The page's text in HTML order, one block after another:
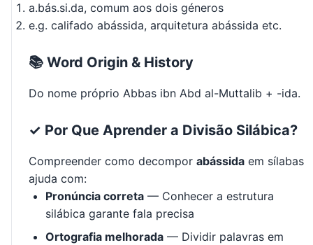
a.bás.si.da, comum aos dois géneros
e.g. califado abássida, arquitetura abássida etc.
📚 Word Origin & History
Do nome próprio Abbas ibn Abd al-Muttalib + -ida.
✓ Por Que Aprender a Divisão Silábica?
Compreender como decompor abássida em sílabas
ajuda com:
Pronúncia correta — Conhecer a estrutura
silábica garante fala precisa
Ortografia melhorada — Dividir palavras em